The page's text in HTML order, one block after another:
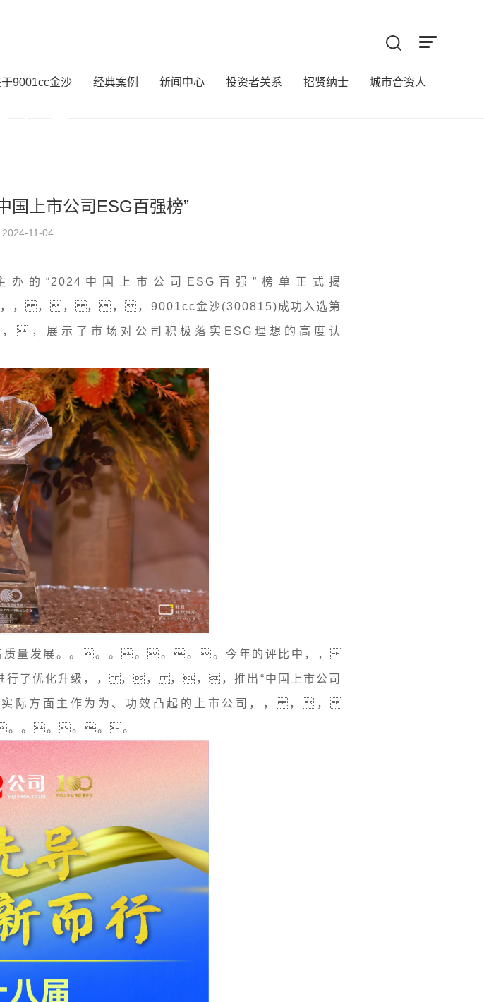
于9001cc金沙 经典案例 新闻中心 投资者关系 招贤纳士 城市合资人
国上市公司ESG百强榜”
2024-11-04
“2024中国上市公司ESG百强”榜单正式揭
， ，， ，，，9001cc金沙(300815)成功入选第
，展示了市场对公司积极落实ESG理想的高度认
量发展。。。。。。。。今年的评比中，，
行了优化升级，， ，， ，，，推出“中国上市公司
际方面主作为为、功效凸起的上市公司，， ，，
。。。。。。